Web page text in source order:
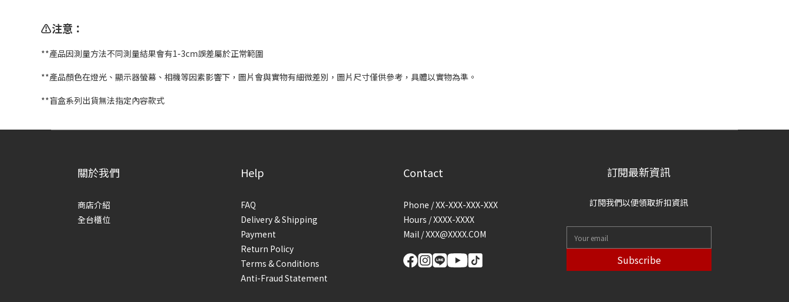
⚠️注意：
**產品因測量方法不同測量結果會有1-3cm誤差屬於正常範圍
**產品顏色在燈光、顯示器螢幕、相機等因素影響下，圖片會與實物有細微差別，圖片尺寸僅供參考，具體以實物為準。
**盲盒系列出貨無法指定內容款式
關於我們
商店介紹
全台櫃位
Help
FAQ
Delivery & Shipping
Payment
Return Policy
Terms & Conditions
Anti-Fraud Statement
Contact
Phone / XX-XXX-XXX-XXX
Hours / XXXX-XXXX
Mail / XXX@XXXX.COM
訂閱最新資訊
訂閱我們以便領取折扣資訊
Subscribe